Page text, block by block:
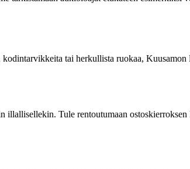
tai herkullista ruokaa,
Tule rentoutumaan ostoskierroksen